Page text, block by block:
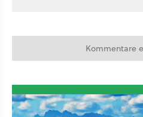
Kommentare